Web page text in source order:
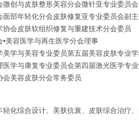
微创与皮肤整形美容分会微针亚专业委员
面部年轻化分会皮肤修复亚专业委员会副
协会皮肤软组织修复与重建技术分会委员
美容医学与再生医学分会理事
美学与美容专业委员第五届美容皮肤专业
医学与康复专业委员会第四届激光医学专
会美容皮肤分会常务委员
轻化综合设计、美肤抗衰、皮肤综合治疗